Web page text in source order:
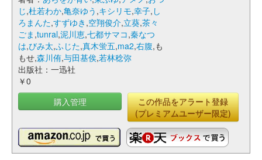
じ,杜若わか,亀奈ゆう ,キシリモ,幸子, し
ろまんた,すずゆき ,空翔俊介,立葵,茶々
ごま ,tunral,泥川恵,七都サマコ,秦なつ
は,びみ太,ふじた,真木蛍五,ma2,右腹,も
もせ,森川侑,与田基俟,若林稔弥
出版社：一迅社
￥0
購入管理
この作品をアラート登録
(プレミアムユーザー限定)